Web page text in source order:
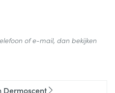
of e-mail, dan bekijken
Dermoscent